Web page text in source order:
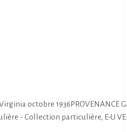
octobre
- Collection particulière, E-U